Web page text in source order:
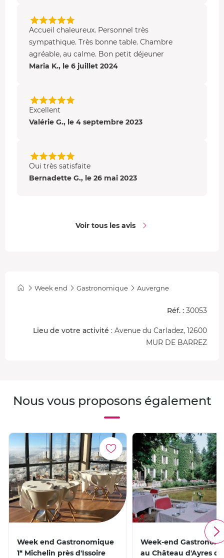
Accueil chaleureux. Personnel très
sympathique. Très bonne table. Chambre
agréable, au calme. Bon petit déjeuner
Maria K., le 6 juillet 2024
Excellent
Valérie G., le 4 septembre 2023
Oui très satisfaite
Bernadette G., le 26 mai 2023
Voir tous les avis
Week end Gastronomique Auvergne
Réf. : 30053
Lieu de votre activité : Avenue du Carladez, 12600
MUR DE BARREZ
Nous vous proposons également
Week end Gastronomique
1* Michelin près d'Issoire
Week-end
au Château d'Ayres